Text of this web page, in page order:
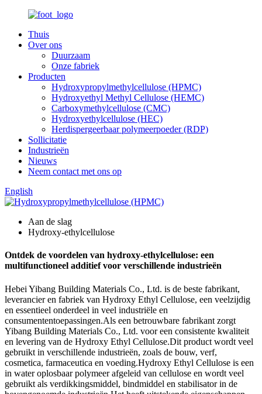
Thuis
Over ons
Duurzaam
Onze fabriek
Producten
Hydroxypropylmethylcellulose (HPMC)
Hydroxyethyl Methyl Cellulose (HEMC)
Carboxymethylcellulose (CMC)
Hydroxyethylcellulose (HEC)
Herdispergeerbaar polymeerpoeder (RDP)
Sollicitatie
Industrieën
Nieuws
Neem contact met ons op
English
Aan de slag
Hydroxy-ethylcellulose
Ontdek de voordelen van hydroxy-ethylcellulose: een
multifunctioneel additief voor verschillende industrieën
Hebei Yibang Building Materials Co., Ltd. is de beste fabrikant,
leverancier en fabriek van Hydroxy Ethyl Cellulose, een veelzijdig
en essentieel onderdeel in veel industriële en
consumententoepassingen.Als een betrouwbare fabrikant zorgt
Yibang Building Materials Co., Ltd. voor een consistente kwaliteit
en levering van de Hydroxy Ethyl Cellulose.Dit product wordt veel
gebruikt in verschillende industrieën, zoals de bouw, verf,
cosmetica, farmaceutica en voeding.Hydroxy Ethyl Cellulose is een
in water oplosbaar polymeer afgeleid van cellulose en wordt veel
gebruikt als verdikkingsmiddel, bindmiddel en stabilisator in de